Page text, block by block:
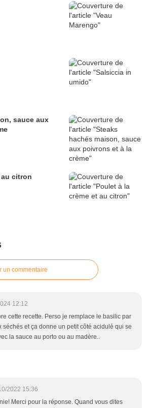
sauce aux
au citron
un commentaire
12:12
cette recette. Perso je remplace le basilic par
séchés et ça donne un petit côté acidulé qui se
la sauce au porto ou au madère..
2022 15:36
Merci pour la réponse. Quand vous dites